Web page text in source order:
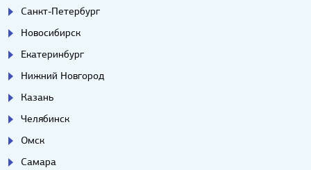
Санкт-Петербург
Новосибирск
Екатеринбург
Нижний Новгород
Казань
Челябинск
Омск
Самара